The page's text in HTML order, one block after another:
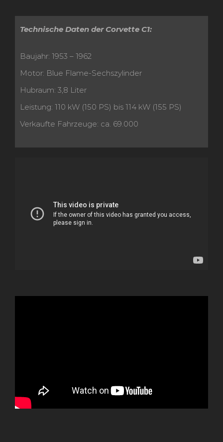
Technische Daten der Corvette C1:
Baujahr: 1953 – 1962
Motor: Blue Flame-Sechszylinder
Hubraum: 3,8 Liter
Leistung: 110 kW (150 PS) bis 114 kW (155 PS)
Verkaufte Fahrzeuge: ca. 69.000